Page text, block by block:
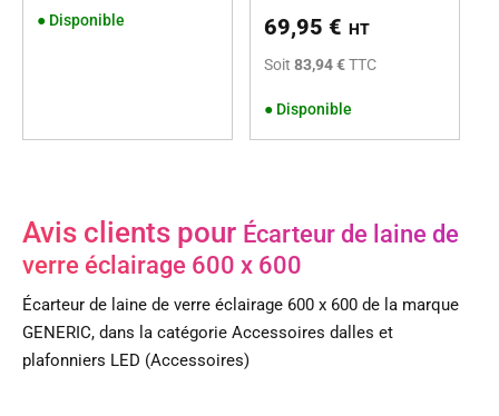
● Disponible 69,95 € HT
Soit 83,94 €TTC
● Disponible
Avis clients pour Écarteur de laine de
verre éclairage 600 x 600
Écarteur de laine de verre éclairage 600 x 600 de la marque
GENERIC, dans la catégorie Accessoires dalles et
plafonniers LED (Accessoires)